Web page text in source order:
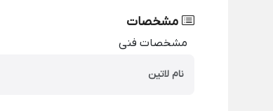
مشخصات
مشخصات فنی
نام لاتین